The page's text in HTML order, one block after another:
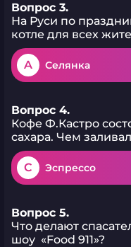
Вопрос 3.
На Руси по
котле для всех
A Селянка
Вопрос 4.
Кофе Ф.Кастро
сахара. Чем
C Эспрессо
Вопрос 5.
Что делают
шоу «Food 911»?